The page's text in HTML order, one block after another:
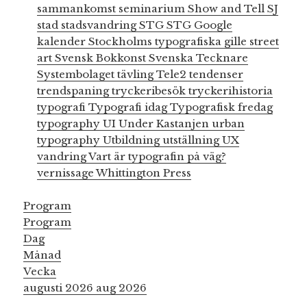
sammankomst seminariumShow and TellSJ
stad stadsvandringSTGSTG Google
kalenderStockholms typografiska gille street
artSvensk BokkonstSvenska Tecknare
SystembolagettävlingTele2tendenser
trendspaningtryckeribesöktryckerihistoria
typografiTypografi idagTypografisk fredag
typographyUIUnder Kastanjenurban
typographyUtbildningutställningUX
vandringVart är typografin på väg?
vernissageWhittington Press
Program
Program
Dag
Månad
Vecka
augusti 2026 aug 2026